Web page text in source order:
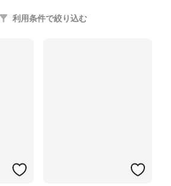
利用条件で絞り込む